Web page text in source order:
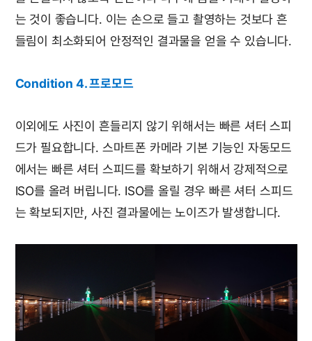
는 것이 좋습니다. 이는 손으로 들고 촬영하는 것보다 흔
들림이 최소화되어 안정적인 결과물을 얻을 수 있습니다.
Condition 4. 프로모드
이외에도 사진이 흔들리지 않기 위해서는 빠른 셔터 스피
드가 필요합니다. 스마트폰 카메라 기본 기능인 자동모드
에서는 빠른 셔터 스피드를 확보하기 위해서 강제적으로
ISO를 올려 버립니다. ISO를 올릴 경우 빠른 셔터 스피드
는 확보되지만, 사진 결과물에는 노이즈가 발생합니다.